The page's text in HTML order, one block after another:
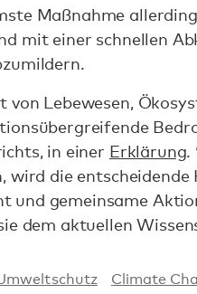
Maßnahme
mit einer schnellen
von Lebewesen,
in einer Erklärung.
wird die
und gemeinsame
dem aktuellen
Climate